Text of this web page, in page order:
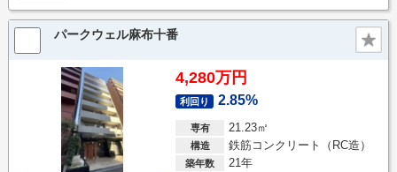
パークウェル麻布十番
4,280万円
利回り 2.85%
専有 21.23㎡
構造 鉄筋コンクリート（RC造）
築年数 21年